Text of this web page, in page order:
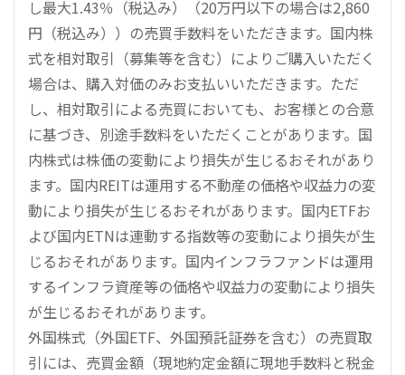
し最大1.43％（税込み）（20万円以下の場合は2,860
円（税込み））の売買手数料をいただきます。国内株
式を相対取引（募集等を含む）によりご購入いただく
場合は、購入対価のみお支払いいただきます。ただ
し、相対取引による売買においても、お客様との合意
に基づき、別途手数料をいただくことがあります。国
内株式は株価の変動により損失が生じるおそれがあり
ます。国内REITは運用する不動産の価格や収益力の変
動により損失が生じるおそれがあります。国内ETFお
よび国内ETNは連動する指数等の変動により損失が生
じるおそれがあります。国内インフラファンドは運用
するインフラ資産等の価格や収益力の変動により損失
が生じるおそれがあります。
外国株式（外国ETF、外国預託証券を含む）の売買取
引には、売買金額（現地約定金額に現地手数料と税金